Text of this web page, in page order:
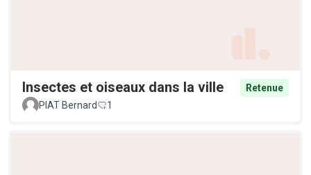
Insectes et oiseaux dans la ville
Retenue
PIAT Bernard
1